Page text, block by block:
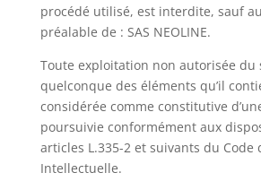
procédé utilisé, est interdite, sauf
préalable de : SAS NEOLINE.
Toute exploitation non autorisée du
quelconque des éléments qu’il
considérée comme constitutive
poursuivie conformément aux
articles L.335-2 et suivants du Code
Intellectuelle.